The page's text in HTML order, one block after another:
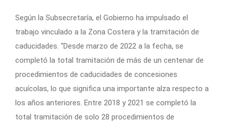
Según la Subsecretaría, el Gobierno ha impulsado el
trabajo vinculado a la Zona Costera y la tramitación de
caducidades. “Desde marzo de 2022 a la fecha, se
completó la total tramitación de más de un centenar de
procedimientos de caducidades de concesiones
acuícolas, lo que significa una importante alza respecto a
los años anteriores. Entre 2018 y 2021 se completó la
total tramitación de solo 28 procedimientos de